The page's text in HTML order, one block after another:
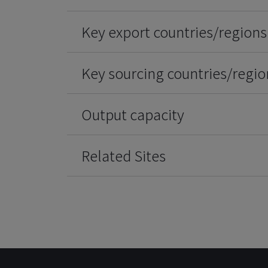
Key export countries/regions
Key sourcing countries/
Output capacity
Related Sites